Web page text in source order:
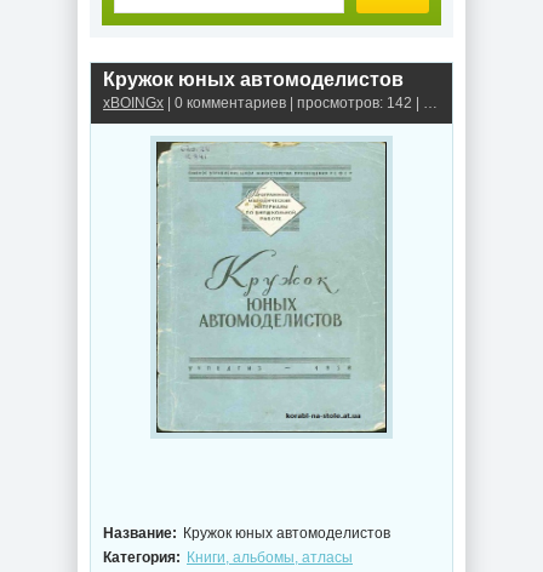
Кружок юных автомоделистов
xBOINGx | 0 комментариев | просмотров: 142 | Книги, альбомы,
Название: Кружок юных автомоделистов
Категория: Книги, альбомы, атласы